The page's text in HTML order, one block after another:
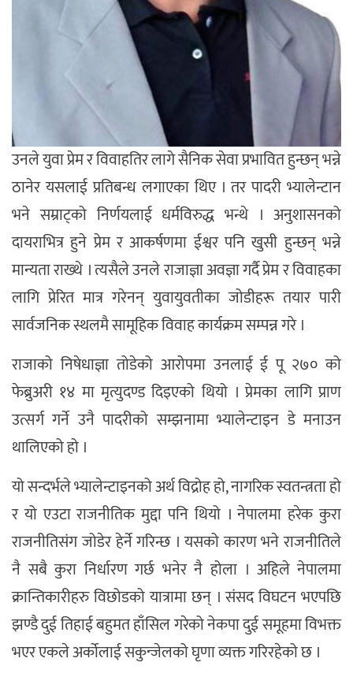
उनले युवा प्रेम र विवाहतिर लागे सैनिक सेवा प्रभावित हुन्छन् भन्ने
ठानेर यसलाई प्रतिबन्ध लगाएका थिए । तर पादरी भ्यालेन्टान
भने सम्राट्को निर्णयलाई धर्मविरुद्ध भन्थे । अनुशासनको
दायराभित्र हुने प्रेम र आकर्षणमा ईश्वर पनि खुसी हुन्छन् भन्ने
मान्यता राख्थे । त्यसैले उनले राजाज्ञा अवज्ञा गर्दै प्रेम र विवाहका
लागि प्रेरित मात्र गरेनन् युवायुवतीका जोडीहरू तयार पारी
सार्वजनिक स्थलमै सामूहिक विवाह कार्यक्रम सम्पन्न गरे ।
राजाको निषेधाज्ञा तोडेको आरोपमा उनलाई ई पू २७० को
फेब्रुअरी १४ मा मृत्युदण्ड दिइएको थियो । प्रेमका लागि प्राण
उत्सर्ग गर्ने उनै पादरीको सम्झनामा भ्यालेन्टाइन डे मनाउन
थालिएको हो ।
यो सन्दर्भले भ्यालेन्टाइनको अर्थ विद्रोह हो, नागरिक स्वतन्त्रता हो
र यो एउटा राजनीतिक मुद्दा पनि थियो । नेपालमा हरेक कुरा
राजनीतिसंग जोडेर हेर्ने गरिन्छ । यसको कारण भने राजनीतिले
नै सबै कुरा निर्धारण गर्छ भनेर नै होला । अहिले नेपालमा
क्रान्तिकारीहरु विछोडको यात्रामा छन् । संसद विघटन भएपछि
झण्डै दुई तिहाई बहुमत हाँसिल गरेको नेकपा दुई समूहमा विभक्त
भएर एकले अर्कोलाई सकुन्जेलको घृणा व्यक्त गरिरहेको छ ।